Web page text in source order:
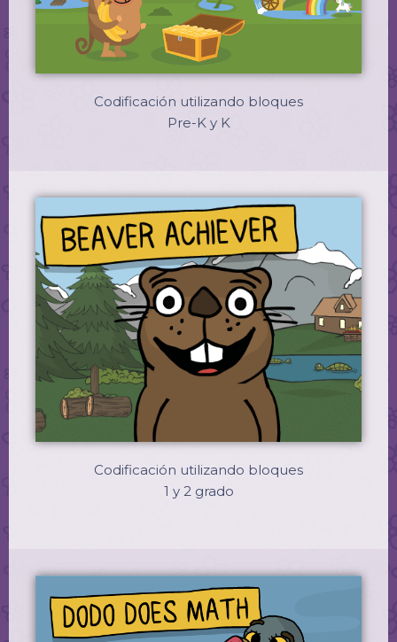
Codificación utilizando bloques
Pre-K y K
Codificación utilizando bloques
1 y 2 grado